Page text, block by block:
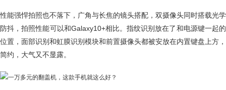
性能强悍拍照也不落下，广角与长焦的镜头搭配，双摄像头同时搭载光学
防抖，拍照性能可以和Galaxy10+相比。指纹识别放在了和电源键一起的
位置，面部识别和虹膜识别模块和前置摄像头都被安放在内置键盘上方，
简约，大气又不显露。